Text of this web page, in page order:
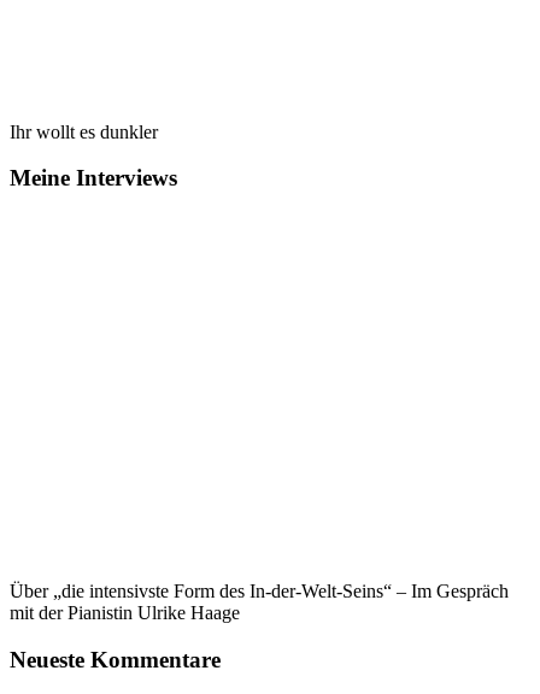
Ihr wollt es dunkler
Meine Interviews
Über „die intensivste Form des In-der-Welt-Seins“ – Im Gespräch
mit der Pianistin Ulrike Haage
Neueste Kommentare